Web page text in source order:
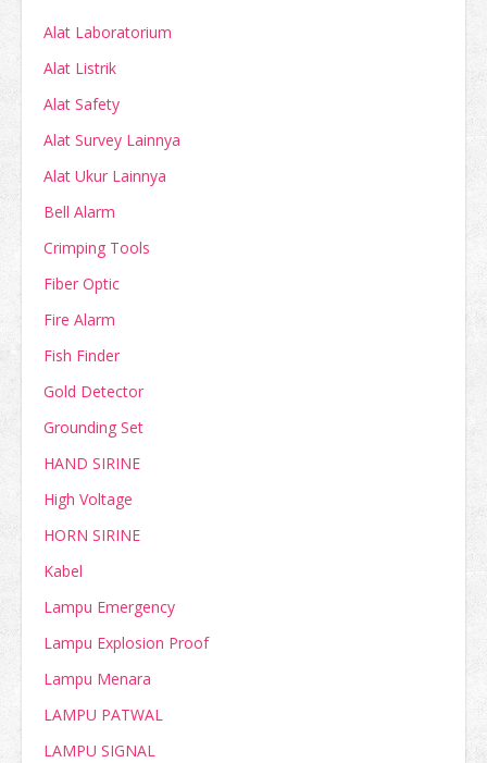
Alat Laboratorium
Alat Listrik
Alat Safety
Alat Survey Lainnya
Alat Ukur Lainnya
Bell Alarm
Crimping Tools
Fiber Optic
Fire Alarm
Fish Finder
Gold Detector
Grounding Set
HAND SIRINE
High Voltage
HORN SIRINE
Kabel
Lampu Emergency
Lampu Explosion Proof
Lampu Menara
LAMPU PATWAL
LAMPU SIGNAL